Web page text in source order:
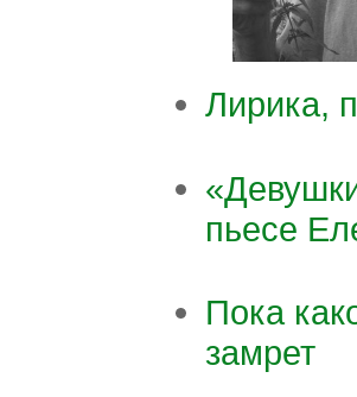
Лирика,
пьесе
Пока
замрет